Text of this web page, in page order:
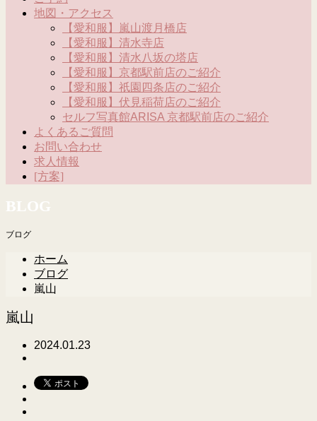
地図・アクセス
【愛和服】嵐山渡月橋店
【愛和服】清水寺店
【愛和服】清水八坂の塔店
【愛和服】京都駅前店のご紹介
【愛和服】祇園四条店のご紹介
【愛和服】伏見稲荷店のご紹介
セルフ写真館ARISA 京都駅前店のご紹介
よくあるご質問
お問い合わせ
求人情報
[方案]
BLOG
ブログ
ホーム
ブログ
嵐山
嵐山
2024.01.23